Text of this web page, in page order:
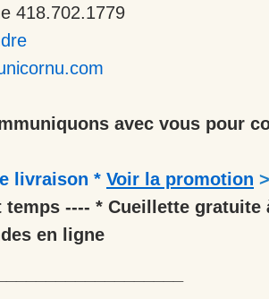
418.702.1779
avec vous pour
livraison * Voir la promotion >
temps ---- * Cueillette gratuite
en ligne